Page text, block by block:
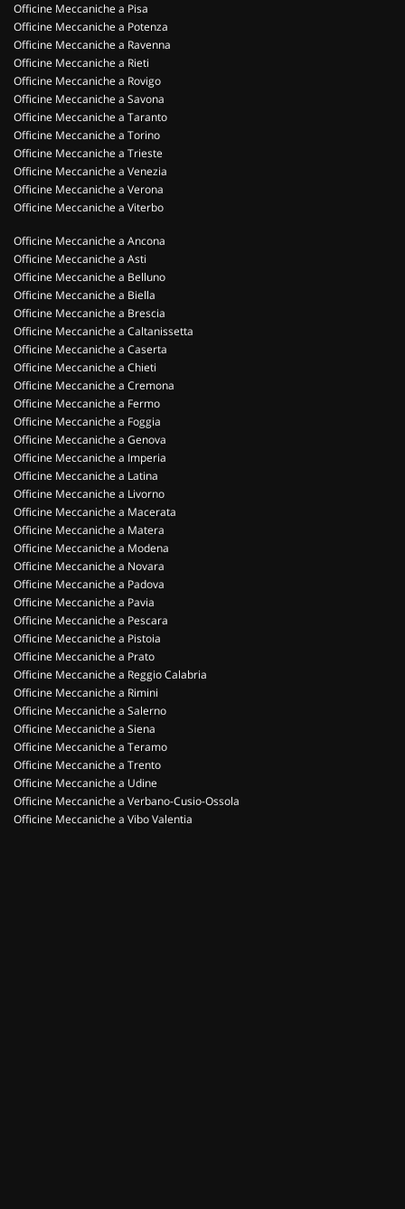
Officine Meccaniche a Pisa
Officine Meccaniche a Potenza
Officine Meccaniche a Ravenna
Officine Meccaniche a Rieti
Officine Meccaniche a Rovigo
Officine Meccaniche a Savona
Officine Meccaniche a Taranto
Officine Meccaniche a Torino
Officine Meccaniche a Trieste
Officine Meccaniche a Venezia
Officine Meccaniche a Verona
Officine Meccaniche a Viterbo
Officine Meccaniche a Ancona
Officine Meccaniche a Asti
Officine Meccaniche a Belluno
Officine Meccaniche a Biella
Officine Meccaniche a Brescia
Officine Meccaniche a Caltanissetta
Officine Meccaniche a Caserta
Officine Meccaniche a Chieti
Officine Meccaniche a Cremona
Officine Meccaniche a Fermo
Officine Meccaniche a Foggia
Officine Meccaniche a Genova
Officine Meccaniche a Imperia
Officine Meccaniche a Latina
Officine Meccaniche a Livorno
Officine Meccaniche a Macerata
Officine Meccaniche a Matera
Officine Meccaniche a Modena
Officine Meccaniche a Novara
Officine Meccaniche a Padova
Officine Meccaniche a Pavia
Officine Meccaniche a Pescara
Officine Meccaniche a Pistoia
Officine Meccaniche a Prato
Officine Meccaniche a Reggio Calabria
Officine Meccaniche a Rimini
Officine Meccaniche a Salerno
Officine Meccaniche a Siena
Officine Meccaniche a Teramo
Officine Meccaniche a Trento
Officine Meccaniche a Udine
Officine Meccaniche a Verbano-Cusio-Ossola
Officine Meccaniche a Vibo Valentia